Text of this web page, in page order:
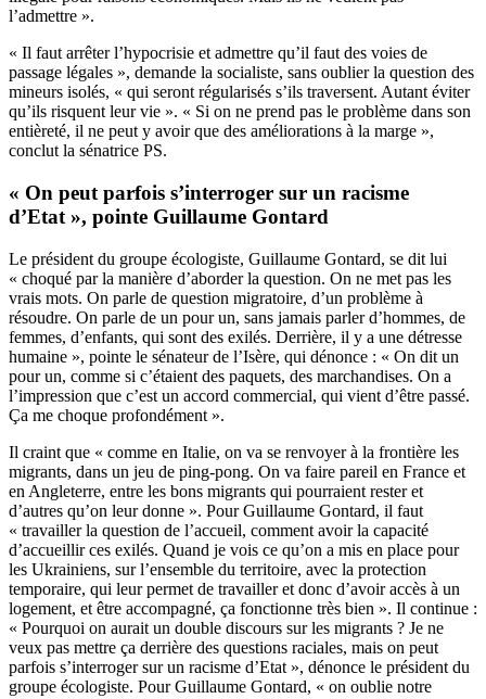
l’admettre ».
« Il faut arrêter l’hypocrisie et admettre qu’il faut des voies de
passage légales », demande la socialiste, sans oublier la question des
mineurs isolés, « qui seront régularisés s’ils traversent. Autant éviter
qu’ils risquent leur vie ». « Si on ne prend pas le problème dans son
entièreté, il ne peut y avoir que des améliorations à la marge »,
conclut la sénatrice PS.
« On peut parfois s’interroger sur un racisme
d’Etat », pointe Guillaume Gontard
Le président du groupe écologiste, Guillaume Gontard, se dit lui
« choqué par la manière d’aborder la question. On ne met pas les
vrais mots. On parle de question migratoire, d’un problème à
résoudre. On parle de un pour un, sans jamais parler d’hommes, de
femmes, d’enfants, qui sont des exilés. Derrière, il y a une détresse
humaine », pointe le sénateur de l’Isère, qui dénonce : « On dit un
pour un, comme si c’étaient des paquets, des marchandises. On a
l’impression que c’est un accord commercial, qui vient d’être passé.
Ça me choque profondément ».
Il craint que « comme en Italie, on va se renvoyer à la frontière les
migrants, dans un jeu de ping-pong. On va faire pareil en France et
en Angleterre, entre les bons migrants qui pourraient rester et
d’autres qu’on leur donne ». Pour Guillaume Gontard, il faut
« travailler la question de l’accueil, comment avoir la capacité
d’accueillir ces exilés. Quand je vois ce qu’on a mis en place pour
les Ukrainiens, sur l’ensemble du territoire, avec la protection
temporaire, qui leur permet de travailler et donc d’avoir accès à un
logement, et être accompagné, ça fonctionne très bien ». Il continue :
« Pourquoi on aurait un double discours sur les migrants ? Je ne
veux pas mettre ça derrière des questions raciales, mais on peut
parfois s’interroger sur un racisme d’Etat », dénonce le président du
groupe écologiste. Pour Guillaume Gontard, « on oublie notre